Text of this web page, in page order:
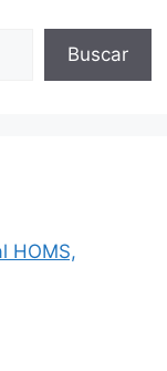
Buscar
HOMS,